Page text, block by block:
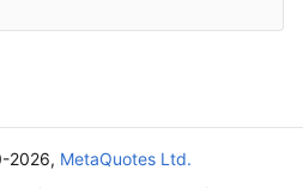
2026, MetaQuotes Ltd.